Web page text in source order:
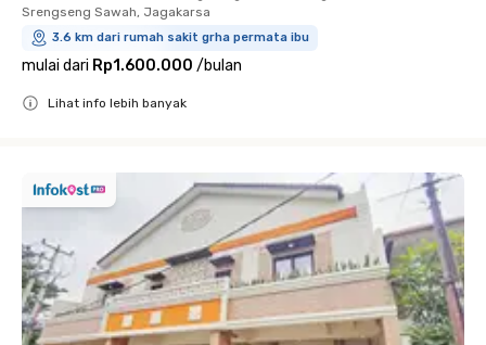
Srengseng Sawah, Jagakarsa
3.6 km dari rumah sakit grha permata ibu
mulai dari Rp1.600.000 /bulan
Lihat info lebih banyak